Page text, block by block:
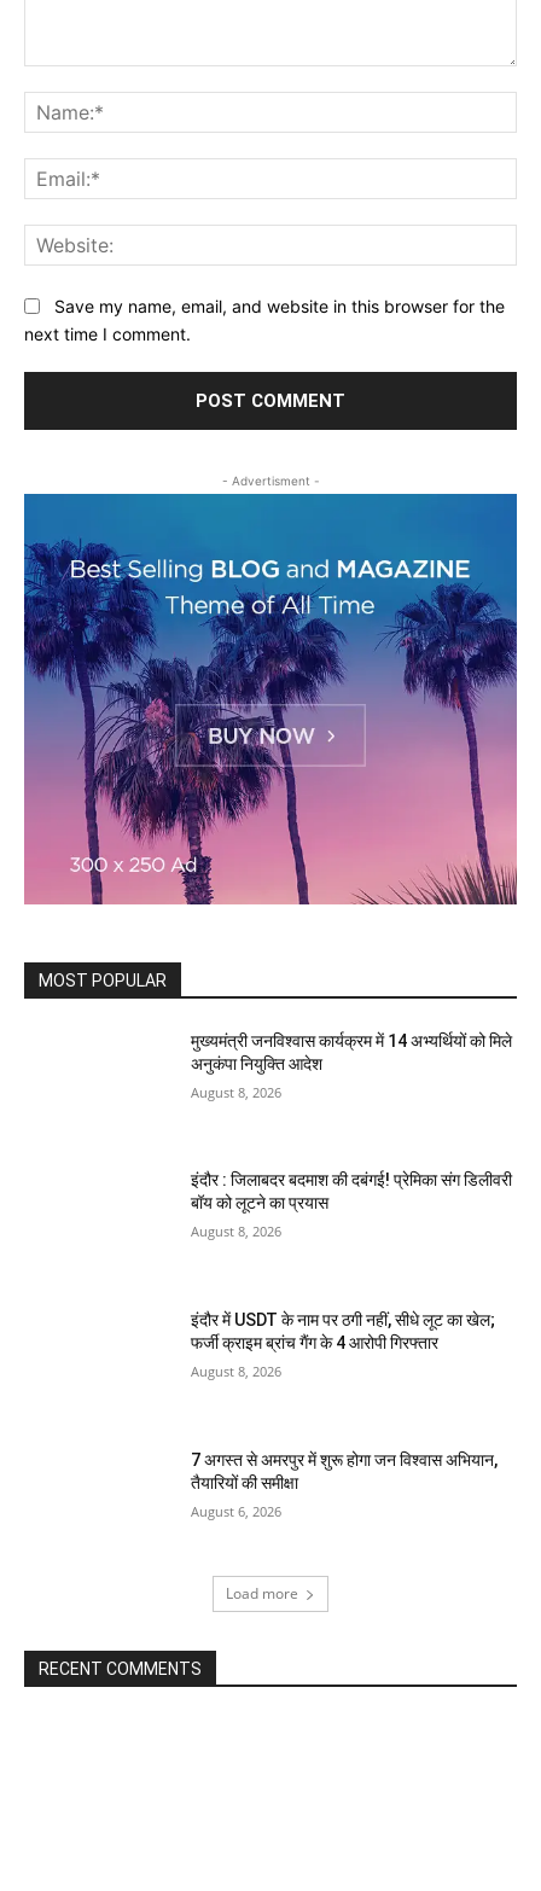
Save my name, email, and website in this browser for the
next time I comment.
- Advertisment -
MOST POPULAR
मुख्यमंत्री जनविश्वास कार्यक्रम में 14 अभ्यर्थियों को मिले
अनुकंपा नियुक्ति आदेश
August 8, 2026
इंदौर : जिलाबदर बदमाश की दबंगई! प्रेमिका संग डिलीवरी
बॉय को लूटने का प्रयास
August 8, 2026
इंदौर में USDT के नाम पर ठगी नहीं, सीधे लूट का खेल;
फर्जी क्राइम ब्रांच गैंग के 4 आरोपी गिरफ्तार
August 8, 2026
7 अगस्त से अमरपुर में शुरू होगा जन विश्वास अभियान,
तैयारियों की समीक्षा
August 6, 2026
Load more
RECENT COMMENTS